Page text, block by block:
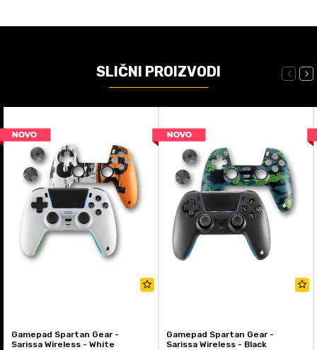
SLIČNI PROIZVODI
Gamepad Spartan Gear -
Sarissa Wireless - White
Gamepad Spartan Gear -
Sarissa Wireless - Black